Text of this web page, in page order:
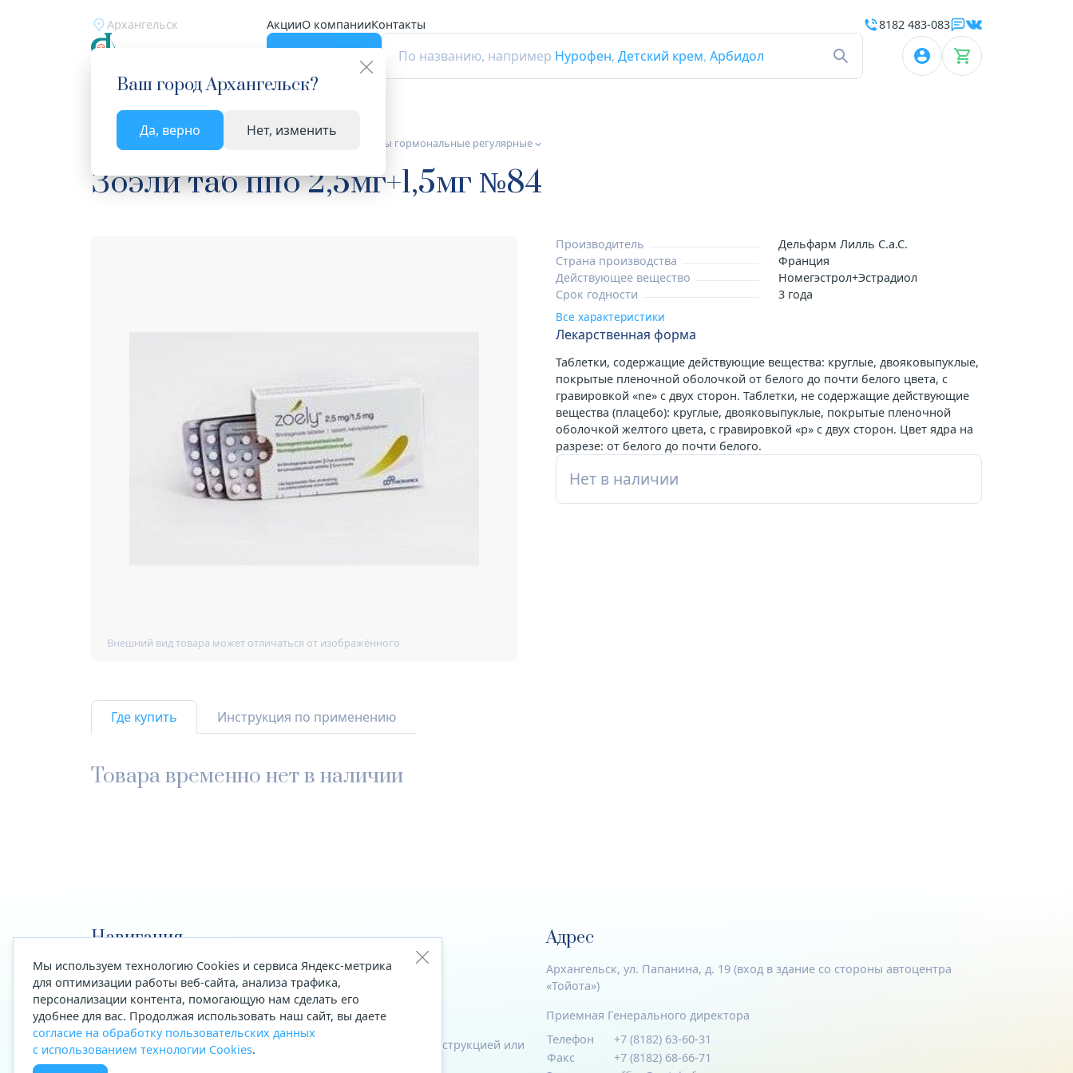
Архангельск АкцииО компанииКонтакты
По названию, например Нурофен, Детский крем, Арбидол
Ваш городАрхангельск?
Да, верно Нет, изменить
8182 483-083
Главная Каталог Лекарства и БАД Контрацептивы гормональные регулярные
Зоэли таб ппо 2,5мг+1,5мг №84
Производитель
Дельфарм Лилль С.а.С.
Страна производства
Франция
Действующее вещество
Номегэстрол+Эстрадиол
Срок годности
3 года
Все характеристики
Лекарственная форма
Таблетки, содержащие действующие вещества: круглые, двояковыпуклые,
покрытые пленочной оболочкой от белого до почти белого цвета, с
гравировкой «ne» с двух сторон. Таблетки, не содержащие действующие
вещества (плацебо): круглые, двояковыпуклые, покрытые пленочной
оболочкой желтого цвета, с гравировкой «р» с двух сторон. Цвет ядра на
разрезе: от белого до почти белого.
Нет в наличии
Где купить Инструкция по применению
Товара временно нет в наличии
Навигация
АкцииАссортиментГеографияО компанииКонтакты
Политика обработки персональных данных
Согласие на обработку персональных данных на сайте
Имеются противопоказания. Необходимо ознакомиться с инструкцией или
получить консультацию специалиста.
Адрес
Архангельск, ул. Папанина, д. 19 (вход в здание со стороны автоцентра
«Тойота»)
Приемная Генерального директора
Телефон
+7 (8182) 63-60-31
Факс
+7 (8182) 68-66-71
Мы используем технологию Cookies и сервиса Яндекс-метрика
для оптимизации работы веб-сайта, анализа трафика,
персонализации контента, помогающую нам сделать его
удобнее для вас. Продолжая использовать наш сайт, вы даете
согласие на обработку пользовательских данных
с использованием технологии Cookies.